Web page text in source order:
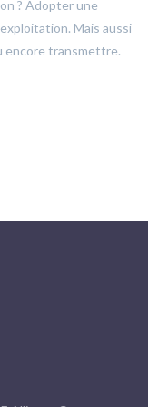
? Adopter une
Mais aussi
encore transmettre.